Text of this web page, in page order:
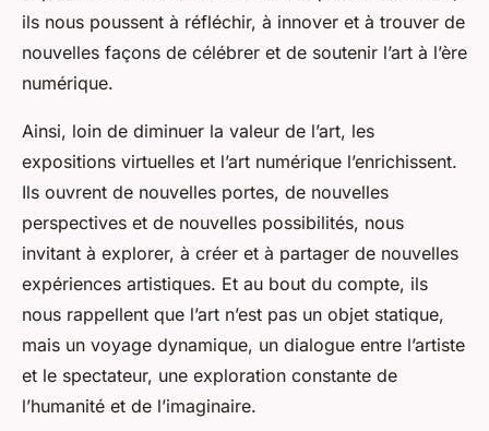
ils nous poussent à réfléchir, à innover et à trouver de
nouvelles façons de célébrer et de soutenir l’art à l’ère
numérique.
Ainsi, loin de diminuer la valeur de l’art, les
expositions virtuelles et l’art numérique l’enrichissent.
Ils ouvrent de nouvelles portes, de nouvelles
perspectives et de nouvelles possibilités, nous
invitant à explorer, à créer et à partager de nouvelles
expériences artistiques. Et au bout du compte, ils
nous rappellent que l’art n’est pas un objet statique,
mais un voyage dynamique, un dialogue entre l’artiste
et le spectateur, une exploration constante de
l’humanité et de l’imaginaire.